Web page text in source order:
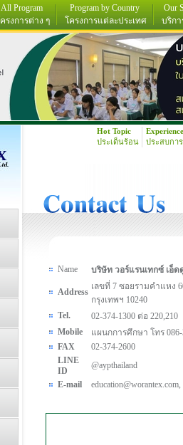
All Program
รงการต่าง ๆ
Program by Country
โครงการแต่ละประเทศ
Our
บริกา
Hot Topic
ประเด็นร้อน
Experience
ประสบกา
Name บริษัท วอร์แรนเทกซ์ เอ็
Address
เลขที่ 7 ซอยรามคำแหง
กรุงเทพฯ 10240
Tel.
02-374-1300 ต่อ 220,210
Mobile
แผนกการศึกษา โทร
FAX
02-374-2600
LINE
ID
@aypthailand
E-mail
education@worantex.com,